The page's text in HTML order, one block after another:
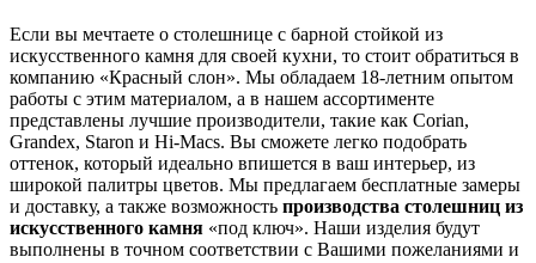
Если вы мечтаете о столешнице с барной стойкой из
искусственного камня для своей кухни, то стоит обратиться в
компанию «Красный слон». Мы обладаем 18-летним опытом
работы с этим материалом, а в нашем ассортименте
представлены лучшие производители, такие как Corian,
Grandex, Staron и Hi-Macs. Вы сможете легко подобрать
оттенок, который идеально впишется в ваш интерьер, из
широкой палитры цветов. Мы предлагаем бесплатные замеры
и доставку, а также возможность производства столешниц из
искусственного камня «под ключ». Наши изделия будут
выполнены в точном соответствии с Вашими пожеланиями и